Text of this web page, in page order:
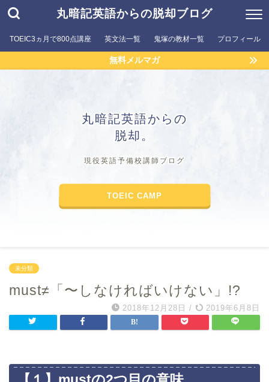
丸暗記英語からの脱却ブログ
TOEIC3ヵ月で800点講座 英文法一覧 鬼塚の教材一覧 プロフィール
無料メルマガ
丸暗記英語からの
脱却。
現役英語予備校講師ブログ
TOEIC CAMP
未分類
must≠「〜しなければいけない」!?
2018年12月28日 / 2019年6月8日